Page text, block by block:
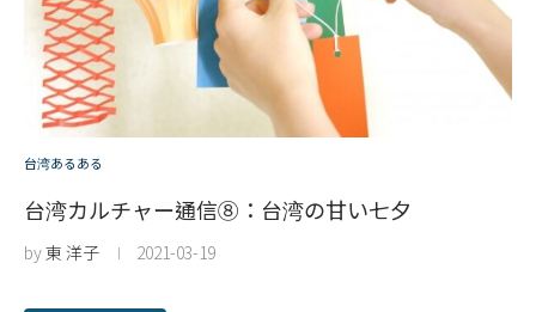
台湾あるある
台湾カルチャー通信⑧：台湾の甘い七夕
by東 洋子 2021-03-19